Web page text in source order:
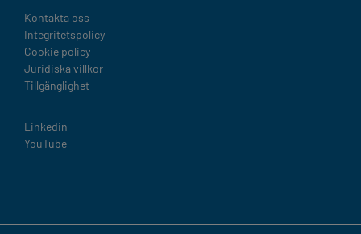
Legal
Kontakta oss
Integritetspolicy
Cookie policy
Juridiska villkor
Tillgänglighet
Linkedin
YouTube